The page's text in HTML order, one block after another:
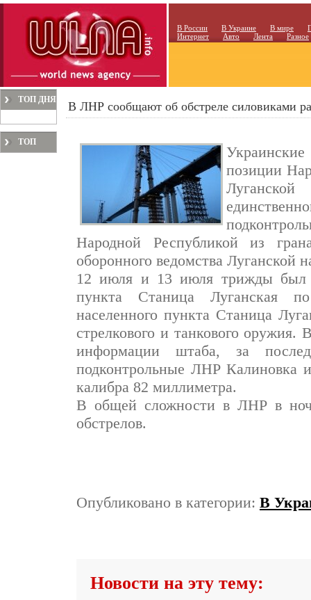
В России В Украине В мире
Интернет
Авто Лента Разное
ТОП ДНЯ
ТОП
В ЛНР сообщают об обстреле силовиками
Украинские
позиции
Народной Республикой из
оборонного ведомства Луганской
12 июля и 13 июля трижды был
пункта Станица Луганская
населенного пункта Станица
стрелкового и танкового
информации штаба, за
подконтрольные ЛНР
калибра 82 миллиметра.
В общей сложности в ЛНР в
обстрелов.
Опубликовано в категории: В
Новости на эту тему: